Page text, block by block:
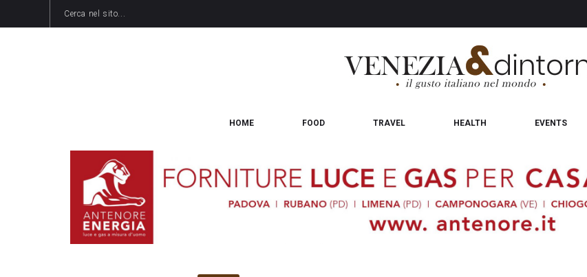
HOME FOOD TRAVEL HEALTH EVENTS